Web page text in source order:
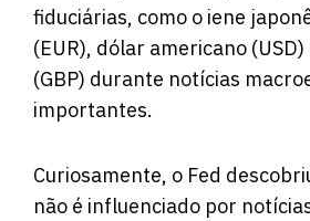
fiduciárias, como o iene
(EUR), dólar americano
(GBP) durante notícias
importantes.
Curiosamente, o Fed
não é influenciado por